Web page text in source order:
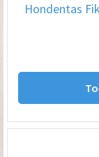
Hondentas